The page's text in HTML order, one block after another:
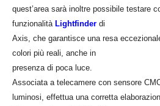
quest’area sarà inoltre possibile testare
funzionalità Lightfinder di
Axis, che garantisce una resa
colori più reali, anche in
presenza di poca luce.
Associata a telecamere con sensore
luminosi, effettua una corretta